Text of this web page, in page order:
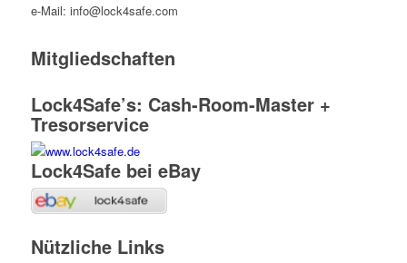
e-Mail: info@lock4safe.com
Mitgliedschaften
Lock4Safe’s: Cash-Room-Master +
Tresorservice
Lock4Safe bei eBay
Nützliche Links